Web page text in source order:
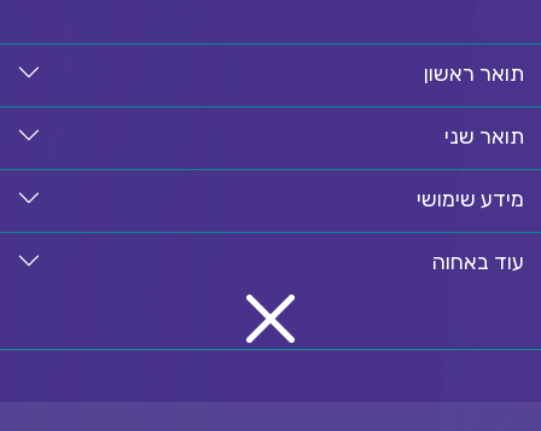
תואר ראשון
תואר שני
מידע שימושי
עוד באחוה